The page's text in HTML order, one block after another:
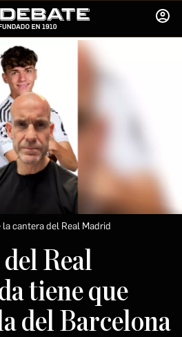
cantera del Real Madrid
Real
tiene que
del Barcelona